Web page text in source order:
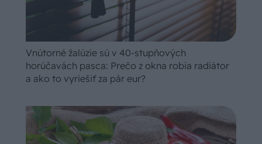
Vnútorné žalúzie sú v 40-stupňových
horúčavách pasca: Prečo z okna robia radiátor
a ako to vyriešiť za pár eur?